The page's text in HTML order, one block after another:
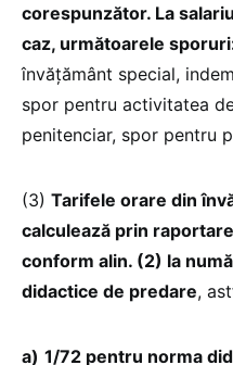
corespunzător. La
caz, următoarele
învățământ special,
spor pentru activitatea
penitenciar, spor pentru
(3) Tarifele orare din
calculează prin
conform alin. (2) la
didactice de predare,
a) 1/72 pentru norma